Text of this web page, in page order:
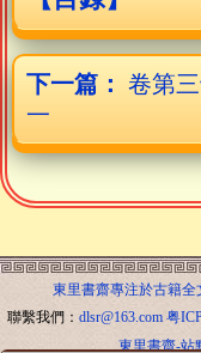
下一篇： 卷第
一
東里書齋專注於古籍全
聯繫我們： dlsr@163.com 粤
東里書齋-站